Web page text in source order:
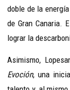
doble de la
de Gran Canaria.
lograr la
Asimismo,
Evoción, una